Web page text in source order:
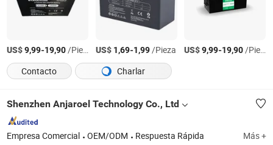
US$9,99-19,90/Pieza US$ 1,69-1,99/Pieza US$9,99-19,90/Pieza
Contacto
Charlar
Shenzhen Anjaroel Technology Co., Ltd
Empresa Comercial OEM/ODM Respuesta Rápida Más +